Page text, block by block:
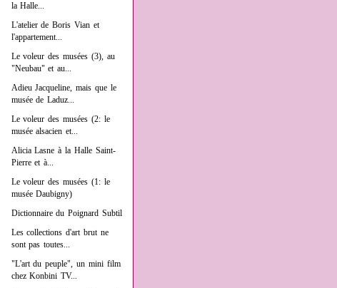
la Halle...
L'atelier de Boris Vian et
l'appartement...
Le voleur des musées (3), au
"Neubau" et au...
Adieu Jacqueline, mais que le
musée de Laduz...
Le voleur des musées (2: le
musée alsacien et...
Alicia Lasne à la Halle Saint-
Pierre et à...
Le voleur des musées (1: le
musée Daubigny)
Dictionnaire du Poignard Subtil
Les collections d'art brut ne
sont pas toutes...
"L'art du peuple", un mini film
chez Konbini TV...